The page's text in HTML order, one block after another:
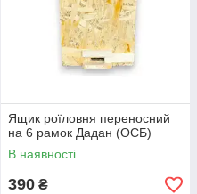
Ящик роїловня переносний
на 6 рамок Дадан (ОСБ)
В наявності
390 ₴